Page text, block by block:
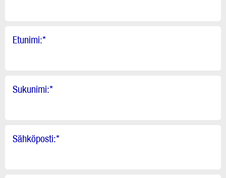
Etunimi:*
Sukunimi:*
Sähköposti:*